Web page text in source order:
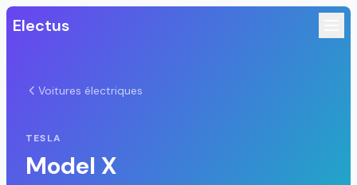
Electus
Voitures électriques
TESLA
Model X